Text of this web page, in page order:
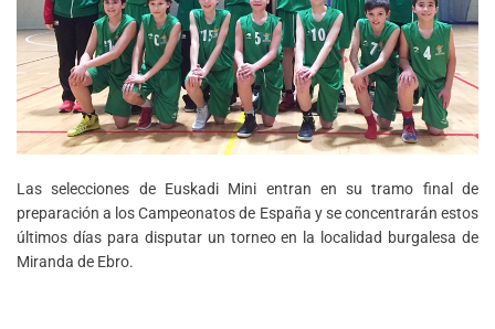
Las selecciones de Euskadi Mini entran en su tramo final de
preparación a los Campeonatos de España y se concentrarán estos
últimos días para disputar un torneo en la localidad burgalesa de
Miranda de Ebro.